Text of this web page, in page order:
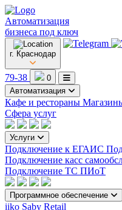
Автоматизация
бизнеса под ключ
г. Краснодар
79-38
0
Автоматизация
Кафе и рестораны
Сфера услуг
Услуги
Подключение к ЕГАИС
Подключение касс
Подключение ТС ПИоТ
Программное обеспечение
iiko Saby Retail